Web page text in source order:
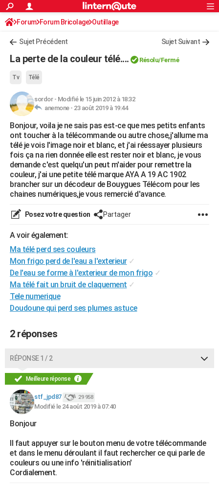
ACTUALITÉS
Politique
Société
Faits Divers
Education
Monde
Villes
+
AUTO
Essais
Réserver un essai
Citadines
Berlines
SUV
Forum auto
+HIGH-TECH
Mobiles
Meilleur smartphone
Internet
Ordinateurs
Jeux vidéo
Guide high-tech
+BRICOLAGE
Forum
Aménagement intérieur
Extérieur
Cuisine
Salle de bains
Jardinage
Rangement
WEEK-END
Guides de France
Escapades
Patrimoine
Expositions
Musées
Week-end nature
+LIFESTYLE
Art de vivre
Bien-être
Loisirs
Mode
Modes de vie
SANTE
Alimentation
Guide de la santé
Maladies
Médicaments
Sommeil
VOYAGE
PHOTO
GUIDES D'ACHAT
BONS PLANS
CARTE DE VOEUX
Carte de Noël
Carte Bonne année
Carte Saint-Valentin
Carte Pâques
Carte d'anniversaire
DICTIONNAIRE
PROGRAMME TV
FORUM
Bricolage
Lifestyle
Culture
Sport
Auto
Television
Voyage
Cinema
S'inscrire
Connexion
Forum Forum Bricolage Outillage
Sujet Précédent Sujet Suivant
La perte de la couleur télé.... Résolu/Fermé
Tv Télé
sordor- Modifié le 15 juin 2012 à 18:32
anemone - 23 août 2019 à 19:44
Bonjour, voila je ne sais pas est-ce que mes petits enfants
ont toucher à la télécommande ou autre chose,j'allume ma
télé je vois l'image noir et blanc, et j'ai réessayer plusieurs
fois ça na rien donnée elle est rester noir et blanc, je vous
demande c'est quelqu'un peut m'aider pour remettre la
couleur, j'ai une petite télé marque AYA A 19 AC 1902
brancher sur un décodeur de Bouygues Télécom pour les
chaines numériques,je vous remercié d'avance.
Posez votre question Partager
A voir également:
Ma télé perd ses couleurs
Mon frigo perd de l'eau a l'exterieur ✓
De l'eau se forme à l'exterieur de mon frigo ✓
Ma télé fait un bruit de claquement ✓
Tele numerique
Doudoune qui perd ses plumes astuce
2 réponses
RÉPONSE 1 / 2
Meilleure réponse
stf_jpd87 29 958
Modifié le 24 août 2019 à 07:40
Bonjour
Il faut appuyer sur le bouton menu de votre télécommande
et dans le menu déroulant il faut rechercher ce qui parle de
couleurs ou une info 'réinitialisation'
Cordialement.